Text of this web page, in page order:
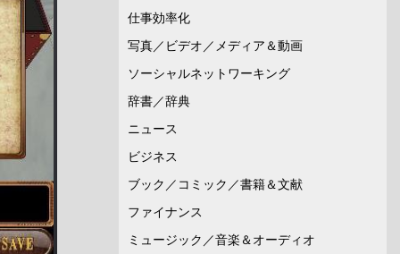
仕事効率化
写真／ビデオ／メディア＆動画
ソーシャルネットワーキング
辞書／辞典
ニュース
ビジネス
ブック／コミック／書籍＆文献
ファイナンス
ミュージック／音楽＆オーディオ